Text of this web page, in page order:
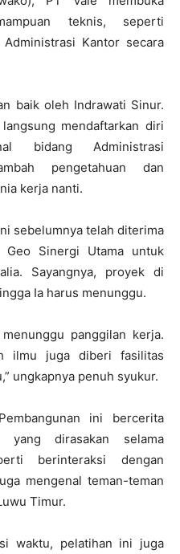
teknis, seperti
Kantor secara
baik oleh Indrawati Sinur.
mendaftarkan diri
bidang Administrasi
pengetahuan dan
kerja nanti.
sebelumnya telah diterima
Sinergi Utama untuk
Sayangnya, proyek di
Ia harus menunggu.
panggilan kerja.
ilmu juga diberi fasilitas
ungkapnya penuh syukur.
ini bercerita
yang dirasakan selama
berinteraksi dengan
mengenal teman-teman
Timur.
waktu, pelatihan ini juga